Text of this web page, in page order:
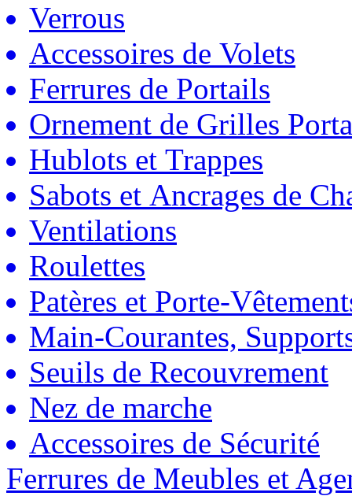
Verrous
Accessoires de Volets
Ferrures de Portails
Ornement de Grilles
Hublots et Trappes
Sabots et Ancrages de
Ventilations
Roulettes
Patères et Porte-
Main-Courantes,
Seuils de Recouvrement
Nez de marche
Accessoires de Sécurité
Ferrures de Meubles et